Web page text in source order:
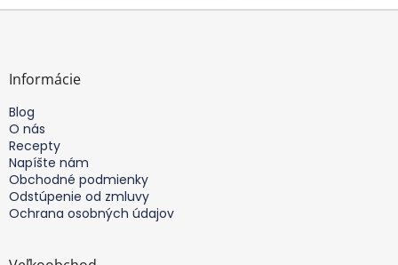
Z
Informácie
Blog
O nás
Recepty
Napíšte nám
Obchodné podmienky
Odstúpenie od zmluvy
Ochrana osobných údajov